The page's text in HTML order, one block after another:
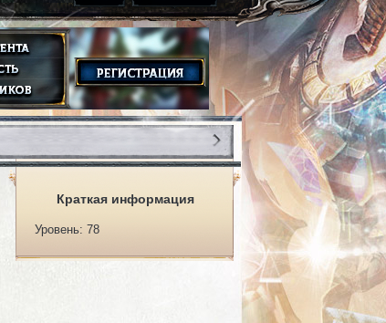
Краткая информация
Уровень: 78